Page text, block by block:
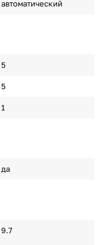
автоматический
5
5
1
да
9.7